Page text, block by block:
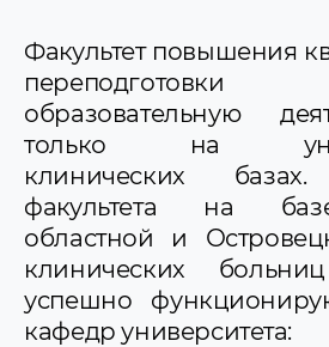
Факультет повышения
переподготовки
образовательную
только на
клинических
факультета на
областной и
клинических
успешно
кафедр университета: